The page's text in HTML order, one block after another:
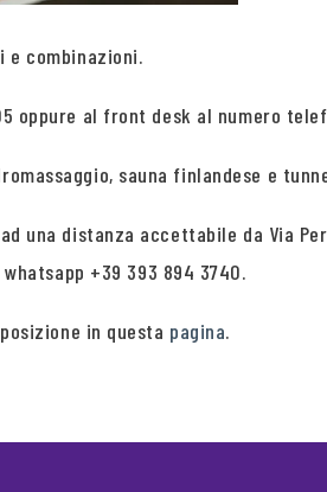
e combinazioni.
oppure al front desk al numero
sauna finlandese e
ad una distanza accettabile da
+39 393 894 3740.
in questa pagina.